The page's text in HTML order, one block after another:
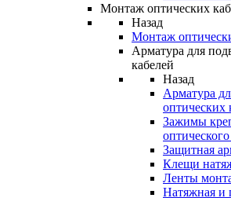
Монтаж оптических
Назад
Монтаж
Арматура для
кабелей
Назад
Арматура
оптических
Зажимы
Защитная
Клещи
Ленты
Натяжная и